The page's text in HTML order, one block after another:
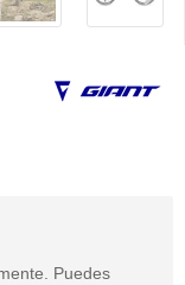
Puedes